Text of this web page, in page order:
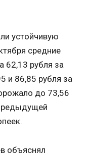
устойчивую
средние
62,13 рубля за
и 86,85 рубля за
до 73,56
объяснял